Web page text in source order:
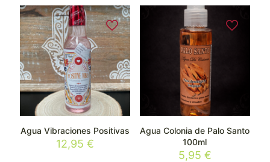
Agua Vibraciones Positivas
12,95€
Agua Colonia de Palo Santo
100ml
5,95 €